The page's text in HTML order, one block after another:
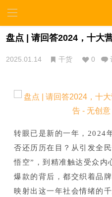
盘点 | 请回答2024，十大
2025.01.14 干货 0
转眼已是新的一年，2024
否还历历在目？ 从引发全
悟空”，到精准触达受众内
爆款的背后，都交织着品
映射出这一年社会情绪的千